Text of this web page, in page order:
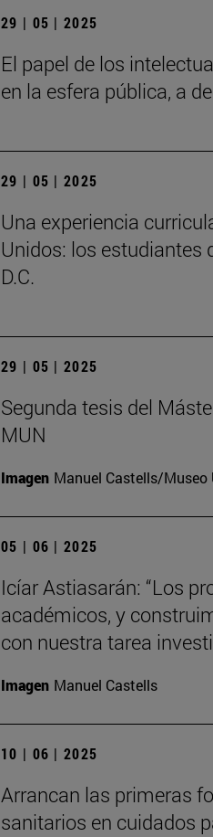
29 | 05 | 2025
El papel de los
en la esfera pública, a
29 | 05 | 2025
Una experiencia
Unidos: los estudiantes
D.C.
29 | 05 | 2025
Segunda tesis del
MUN
Imagen Manuel Castells/Museo
05 | 06 | 2025
Icíar Astiasarán: “Los
académicos, y
con nuestra tarea
Imagen Manuel Castells
10 | 06 | 2025
Arrancan las primeras
sanitarios en cuidados